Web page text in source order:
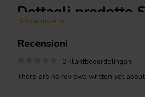
Dettagli prodotto
Progettato per ambienti audio
compatto di 40x70 mm, ideale per i
gola da 1 pollice consente
flessibilità nell'installazione e nella
Show more
Recensioni
0 klantbeoordelingen
There are no reviews written yet